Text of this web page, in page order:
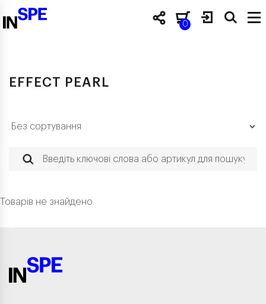
0
EFFECT PEARL
Товарів не знайдено